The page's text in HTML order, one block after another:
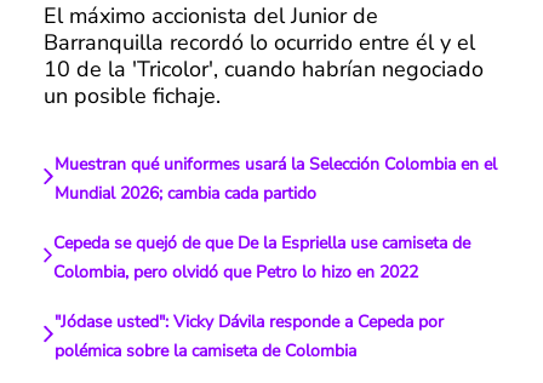
El máximo accionista del Junior de
Barranquilla recordó lo ocurrido entre él y el
10 de la 'Tricolor', cuando habrían negociado
un posible fichaje.
Muestran qué uniformes usará la Selección Colombia en el
Mundial 2026; cambia cada partido
Cepeda se quejó de que De la Espriella use camiseta de
Colombia, pero olvidó que Petro lo hizo en 2022
"Jódase usted": Vicky Dávila responde a Cepeda por
polémica sobre la camiseta de Colombia